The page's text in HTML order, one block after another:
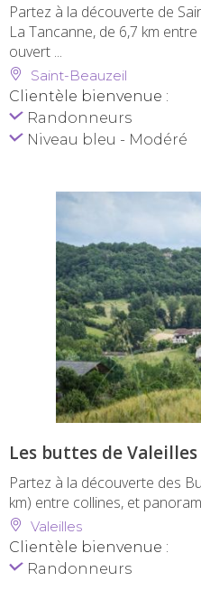
Partez à la découverte de
La Tancanne, de 6,7 km
ouvert ...
Saint-Beauzeil
Clientèle bienvenue :
Randonneurs
Niveau bleu - Modéré
Les buttes de Valeilles
Partez à la découverte des
km) entre collines, et
Valeilles
Clientèle bienvenue :
Randonneurs